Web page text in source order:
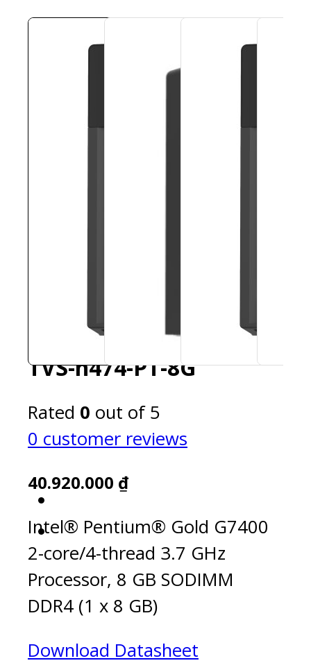
TVS-h474-PT-8G
Rated 0 out of 5
0 customer reviews
40.920.000 ₫
Intel® Pentium® Gold G7400
2-core/4-thread 3.7 GHz
Processor, 8 GB SODIMM
DDR4 (1 x 8 GB)
Download Datasheet